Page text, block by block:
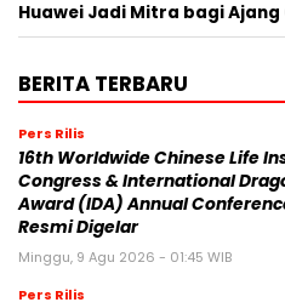
Huawei Jadi Mitra bagi Ajang
BERITA TERBARU
Pers Rilis
16th Worldwide Chinese Life
Congress & International
Award (IDA) Annual
Resmi Digelar
Minggu, 9 Agu 2026 - 01:45 WIB
Pers Rilis